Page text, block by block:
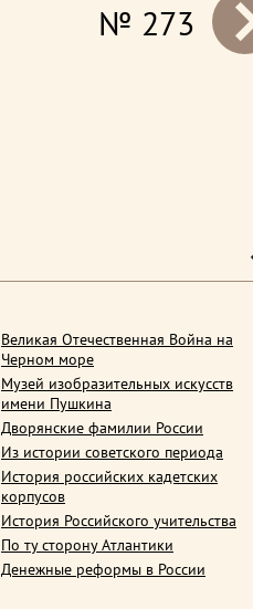
prev
№ 273
Великая Отечественная Война на
Черном море
Музей изобразительных искусств
имени Пушкина
Дворянские фамилии России
Из истории советского периода
История российских кадетских
корпусов
История Российского учительства
По ту сторону Атлантики
Денежные реформы в России